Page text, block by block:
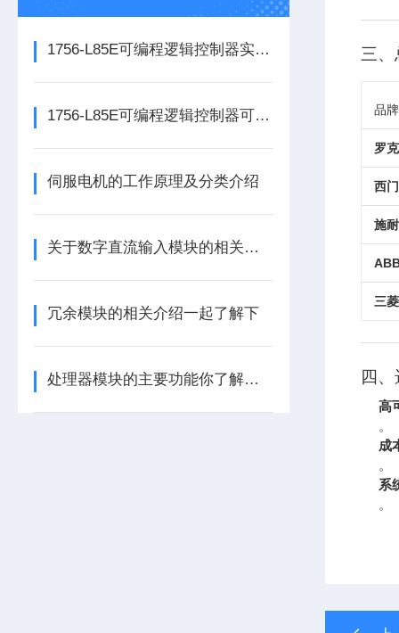
1756-L85E可编程逻辑控制器实操应用常见问题分析及解决方法探讨
1756-L85E可编程逻辑控制器可满足多行业自动化精准控制需求
伺服电机的工作原理及分类介绍
关于数字直流输入模块的相关介绍
冗余模块的相关介绍一起了解下
处理器模块的主要功能你了解多少呢
三、
品
罗
西
施
三
四
高
。
成
。
系
。